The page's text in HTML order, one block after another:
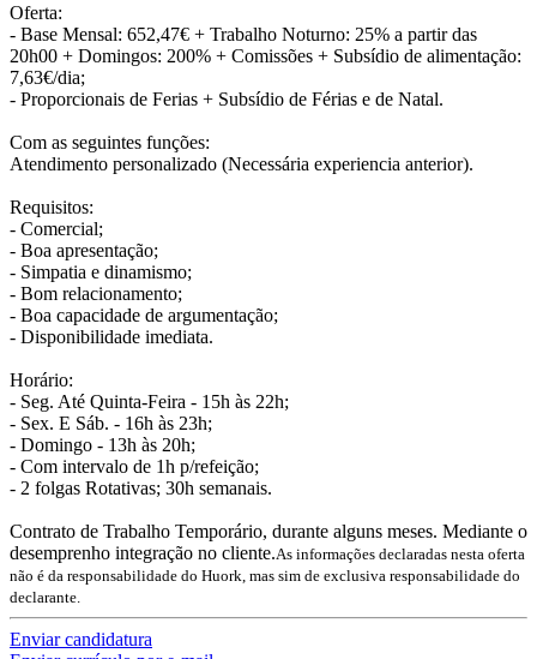
Oferta:
- Base Mensal: 652,47€ + Trabalho Noturno: 25% a partir das
20h00 + Domingos: 200% + Comissões + Subsídio de alimentação:
7,63€/dia;
- Proporcionais de Ferias + Subsídio de Férias e de Natal.
Com as seguintes funções:
Atendimento personalizado (Necessária experiencia anterior).
Requisitos:
- Comercial;
- Boa apresentação;
- Simpatia e dinamismo;
- Bom relacionamento;
- Boa capacidade de argumentação;
- Disponibilidade imediata.
Horário:
- Seg. Até Quinta-Feira - 15h às 22h;
- Sex. E Sáb. - 16h às 23h;
- Domingo - 13h às 20h;
- Com intervalo de 1h p/refeição;
- 2 folgas Rotativas; 30h semanais.
Contrato de Trabalho Temporário, durante alguns meses. Mediante o
desemprenho integração no cliente.As informações declaradas nesta oferta
não é da responsabilidade do Huork, mas sim de exclusiva responsabilidade do
declarante.
Enviar candidatura